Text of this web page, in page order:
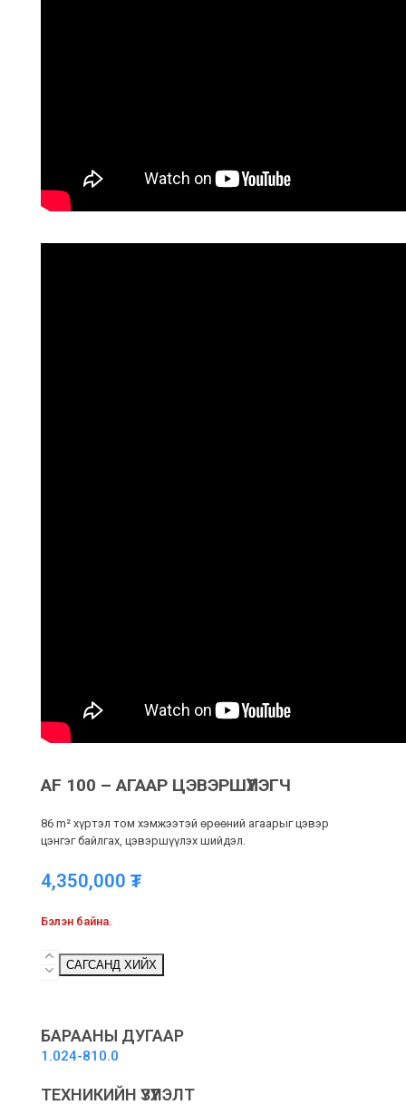
AF 100 – АГААР ЦЭВЭРШҮҮЛЭГЧ
86 m² хүртэл том хэмжээтэй өрөөний агаарыг цэвэр
цэнгэг байлгах, цэвэршүүлэх шийдэл.
4,350,000 ₮
Бэлэн байна.
AF
100
quantity
САГСАНД ХИЙХ
БАРААНЫ ДУГААР
1.024-810.0
ТЕХНИКИЙН ҮЗҮҮЛЭЛТ